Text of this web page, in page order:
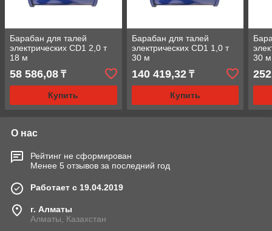
Барабан для талей
электрических CD1 2,0 т
18 м
58 586,08 ₸
Купить
Барабан для талей
электрических CD1 1,0 т
30 м
140 419,32₸
Купить
30 м
О нас
Рейтинг не сформирован
Менее 5 отзывов за последний год
Работает с 19.04.2019
г. Алматы
Алматы, Казахстан